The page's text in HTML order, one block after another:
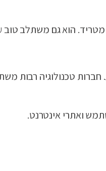
מטריד. הוא גם משתלב
חברות טכנולוגיה רבות
ואתרי אינטרנט.